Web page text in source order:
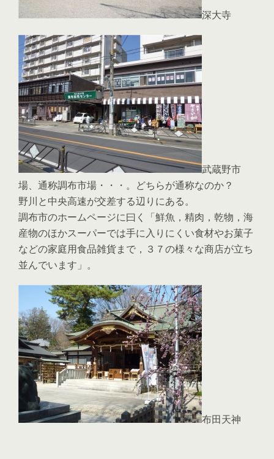
深大寺
武蔵野市
場、通称調布市場・・・。どちらが通称なのか？
野川と中央高速が交差する辺りにある。
調布市のホームページに曰く「鮮魚，精肉，乾物，海
産物のほかスーパーでは手に入りにくい食材やお菓子
などの家庭用食品雑貨まで，３７の様々な商店が立ち
並んでいます」。
布田天神